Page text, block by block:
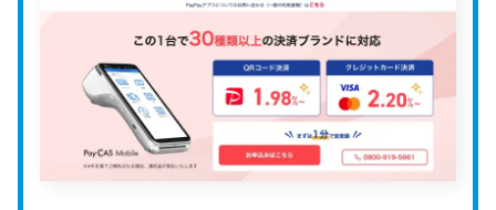
stera pack(ステラパック)の評判｜口コミ
やメリットデメリットも解説
stera packは、タッチ決済に対応し、手数料の安さ
でも評判のキャッシュレス決済サービスです。た
だ、「実際に導入して使いやすいのか」「コスト面
か」と気になっている方も多いのではないでしょう
か。 この記事では、stera packを利用している方の
良い口コミや悪い口コミをもとに、実際の評判をご
紹介します。あわせて、メリット・デメリットや向
store-and-smallbusiness.news.mynavi.jp
入金サイクル
楽天銀行：翌日自動入金（振込手数料無
その他の銀行：入金依頼で翌営業日入金
運営会社 楽天ペイメント株式会社
公式HP https://pay.rakuten.co.jp/